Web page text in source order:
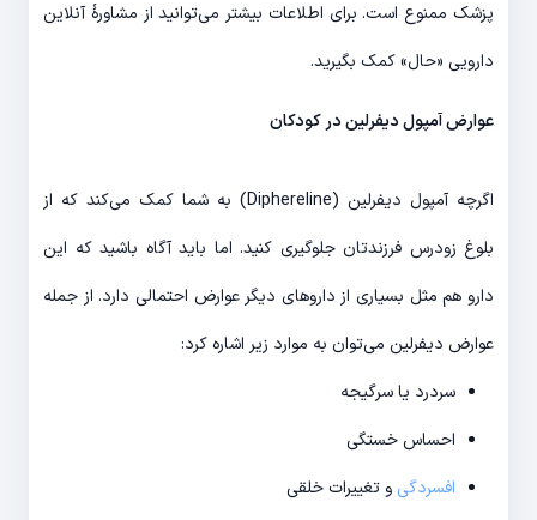
پزشک ممنوع است. برای اطلاعات بیشتر می‌توانید از مشاورۀ آنلاین
دارویی «حال» کمک بگیرید.
عوارض آمپول دیفرلین در کودکان
اگرچه آمپول دیفرلین (Diphereline) به شما کمک می‌کند که از
بلوغ زودرس فرزندتان جلوگیری کنید. اما باید آگاه باشید که این
دارو هم مثل بسیاری از داروهای دیگر عوارض احتمالی دارد. از جمله
عوارض دیفرلین می‌توان به موارد زیر اشاره کرد:
سردرد یا سرگیجه
احساس خستگی
افسردگی و تغییرات خلقی